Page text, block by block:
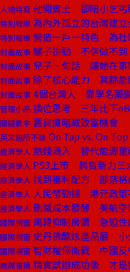
人物特寫 他開賓士 卻陪小乞丐
特別報導 為內外孤立的台灣建
特別報導 營造一戶一特色 為社
封面故事 騾子拚勁 不信做不到
封面故事 兒子一句話 讓她在事
封面故事 除了核心能力 其餘能
封面故事 4個台灣人 靠學名藥
管理小品 換位思考 三年比下
關鍵數字 舊貨攤暗藏致富機會
英文無所不談 On Tap vs. On
經濟學人 熱錢湧入 替代能源重
經濟學人 PS3上市 肩負新力三
經濟學人 找到獲利配方 部落格
經濟學人 人民幣勁揚 港元政策
經濟學人 刪減成本發酵 美航空
國際視窗 南韓抑制房價 急迫性
國際視窗 史丹佛酷炫產品展 小
國際視窗 智財權保衛戰 中國反
商周書摘 精實試辦成功後 才是